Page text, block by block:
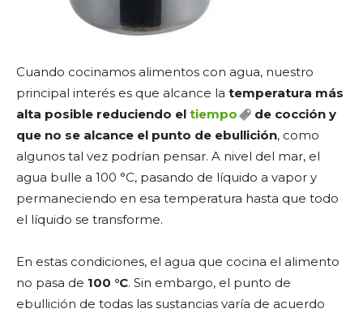
Cuando cocinamos alimentos con agua, nuestro
principal interés es que alcance la temperatura más
alta posible reduciendo el tiempo
de cocción y
que no se alcance el punto de ebullición, como
algunos tal vez podrían pensar. A nivel del mar, el
agua bulle a 100 °C, pasando de líquido a vapor y
permaneciendo en esa temperatura hasta que todo
el líquido se transforme.
En estas condiciones, el agua que cocina el alimento
no pasa de 100 °C. Sin embargo, el punto de
ebullición de todas las sustancias varía de acuerdo